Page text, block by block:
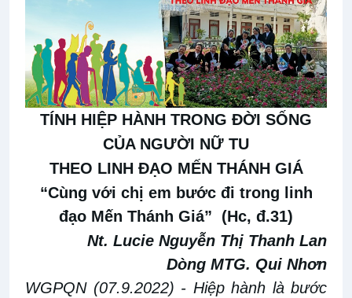
TÍNH HIỆP HÀNH TRONG ĐỜI SỐNG
CỦA NGƯỜI NỮ TU
THEO LINH ĐẠO MẾN THÁNH GIÁ
“Cùng với chị em bước đi trong linh
đạo Mến Thánh Giá” (Hc, đ.31)
Nt. Lucie Nguyễn Thị Thanh Lan
Dòng MTG. Qui Nhơn
WGPQN(07.9.2022) - Hiệp hành là bước